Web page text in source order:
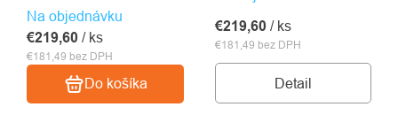
Na objednávku
€181,49 bez DPH
€219,60 / ks
Do košíka
€181,49 bez DPH
€219,60 / ks
Detail